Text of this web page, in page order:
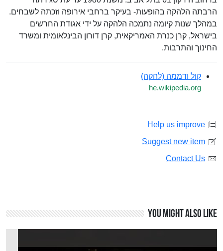
הרבתה הלהקה בהופעות- בעיקר ברחבי אירופה וזכתה לשבחים.
במהלך שנות קיומה נתמכה הלהקה על ידי אגודת החרשים
בישראל, קרן כנרת האמריקאית, קרן דורון הבינלאומית ומשרד
החינוך והתרבות.
קול ודממה (להקה)
he.wikipedia.org
Help us improve
Suggest new item
Contact Us
You might also like